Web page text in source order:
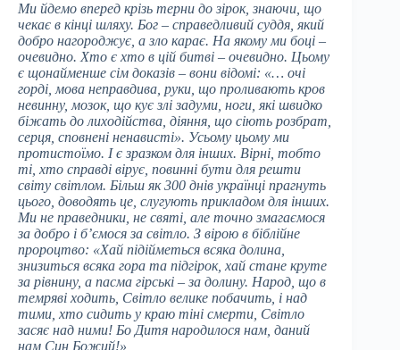
Ми йдемо вперед крізь терни до зірок, знаючи, що
чекає в кінці шляху. Бог – справедливий суддя, який
добро нагороджує, а зло карає. На якому ми боці –
очевидно. Хто є хто в цій битві – очевидно. Цьому
є щонайменше сім доказів – вони відомі: «… очі
горді, мова неправдива, руки, що проливають кров
невинну, мозок, що кує злі задуми, ноги, які швидко
біжать до лиходійства, діяння, що сіють розбрат,
серця, сповнені ненависті». Усьому цьому ми
протистоїмо. І є зразком для інших. Вірні, тобто
ті, хто справді вірує, повинні бути для решти
світу світлом. Більш як 300 днів українці прагнуть
цього, доводять це, слугують прикладом для інших.
Ми не праведники, не святі, але точно змагаємося
за добро і б’ємося за світло. З вірою в біблійне
пророцтво: «Хай підійметься всяка долина,
знизиться всяка гора та підгірок, хай стане круте
за рівнину, а пасма гірські – за долину. Народ, що в
темряві ходить, Світло велике побачить, і над
тими, хто сидить у краю тіні смерти, Світло
засяє над ними! Бо Дитя народилося нам, даний
нам Син Божий!»